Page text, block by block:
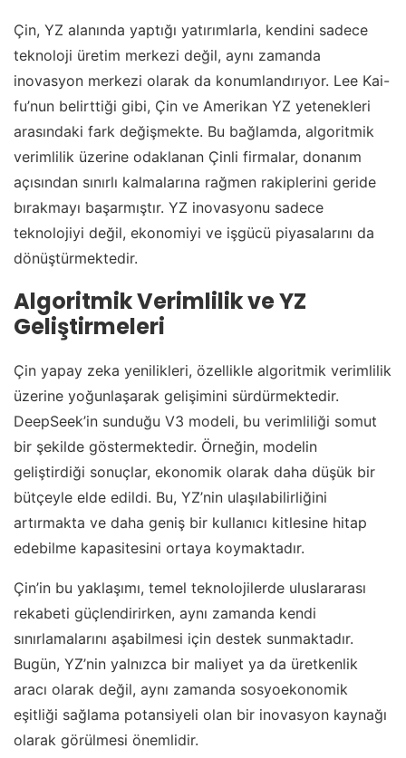
Çin, YZ alanında yaptığı yatırımlarla, kendini sadece
teknoloji üretim merkezi değil, aynı zamanda
inovasyon merkezi olarak da konumlandırıyor. Lee Kai-
fu’nun belirttiği gibi, Çin ve Amerikan YZ yetenekleri
arasındaki fark değişmekte. Bu bağlamda, algoritmik
verimlilik üzerine odaklanan Çinli firmalar, donanım
açısından sınırlı kalmalarına rağmen rakiplerini geride
bırakmayı başarmıştır. YZ inovasyonu sadece
teknolojiyi değil, ekonomiyi ve işgücü piyasalarını da
dönüştürmektedir.
Algoritmik Verimlilik ve YZ
Geliştirmeleri
Çin yapay zeka yenilikleri, özellikle algoritmik verimlilik
üzerine yoğunlaşarak gelişimini sürdürmektedir.
DeepSeek’in sunduğu V3 modeli, bu verimliliği somut
bir şekilde göstermektedir. Örneğin, modelin
geliştirdiği sonuçlar, ekonomik olarak daha düşük bir
bütçeyle elde edildi. Bu, YZ’nin ulaşılabilirliğini
artırmakta ve daha geniş bir kullanıcı kitlesine hitap
edebilme kapasitesini ortaya koymaktadır.
Çin’in bu yaklaşımı, temel teknolojilerde uluslararası
rekabeti güçlendirirken, aynı zamanda kendi
sınırlamalarını aşabilmesi için destek sunmaktadır.
Bugün, YZ’nin yalnızca bir maliyet ya da üretkenlik
aracı olarak değil, aynı zamanda sosyoekonomik
eşitliği sağlama potansiyeli olan bir inovasyon kaynağı
olarak görülmesi önemlidir.